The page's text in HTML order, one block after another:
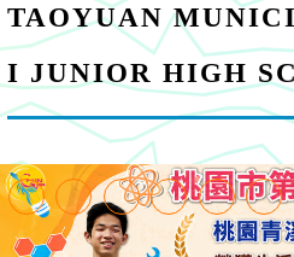
TAOYUAN
I JUNIOR HIGH